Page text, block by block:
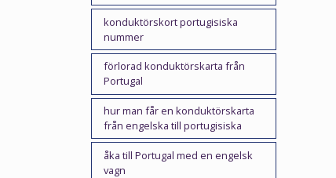
konduktörskort portugisiska
nummer
förlorad konduktörskarta från
Portugal
hur man får en konduktörskarta
från engelska till portugisiska
åka till Portugal med en engelsk
vagn